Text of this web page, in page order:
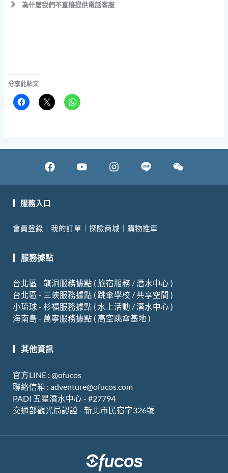
為什麼我們不直接提供電話客服
分享此貼文
F
a
e
b
o
o
Y
u
b
I
n
a
g
m
W
e
▎服務入口
會員登錄 我的訂單 探險商城 購物推車
▎服務據點
台北區 - 龍洞服務據點 ( 旅宿服務 / 潛水中心 )
台北區 - 三峽服務據點 ( 跳傘學校 / 共享空間 )
小琉球 - 杉福服務據點 ( 水上活動 / 潛水中心 )
海南島 - 萬寧服務據點 ( 高空跳傘基地 )
▎其他資訊
官方LINE : @ofucos
聯絡信箱 : adventure@ofucos.com
PADI 五星潛水中心 - #27794
交通部觀光局認證 - 新北市民宿字326號